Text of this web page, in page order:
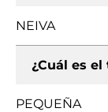
NEIVA
¿Cuál es
PEQUEÑA